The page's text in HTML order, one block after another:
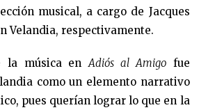
musical, a cargo de Jacques
Velandia, respectivamente.
la música enAdiós al Amigofue
como un elemento narrativo
pues querían lograr lo que en la